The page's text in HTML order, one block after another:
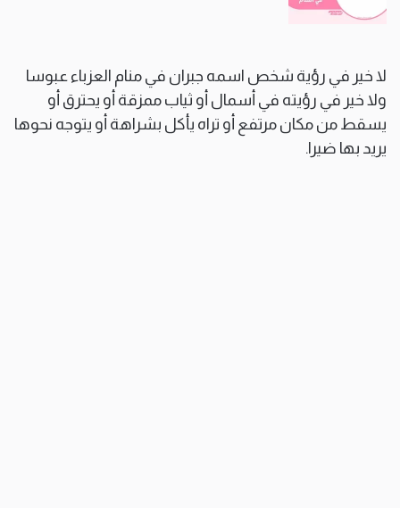
لا خير في رؤية شخص اسمه جبران في منام العزباء عبوسا
ولا خير في رؤيته في أسمال أو ثياب ممزقة أو يحترق أو
يسقط من مكان مرتفع أو تراه يأكل بشراهة أو يتوجه نحوها
يريد بها ضيرا.